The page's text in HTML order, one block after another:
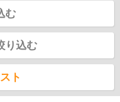
む
り込む
ト